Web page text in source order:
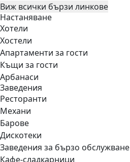
Виж всички бързи линкове
Настаняване
Хотели
Хостели
Апартаменти за гости
Къщи за гости
Арбанаси
Заведения
Ресторанти
Механи
Барове
Дискотеки
Заведения за бързо обслужване
Кафе-сладкарници